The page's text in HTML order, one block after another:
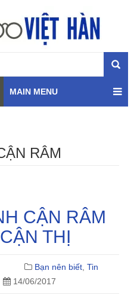
MAIN MENU
RÂM
CẬN RÂM
THỊ
Bạn nên biết Tin
14/06/2017